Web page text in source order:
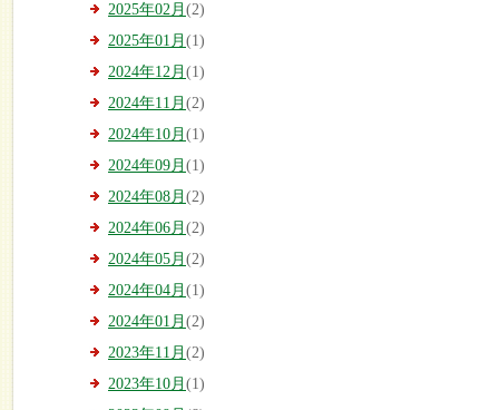
2025年02月 (2)
2025年01月 (1)
2024年12月 (1)
2024年11月 (2)
2024年10月 (1)
2024年09月 (1)
2024年08月 (2)
2024年06月 (2)
2024年05月 (2)
2024年04月 (1)
2024年01月 (2)
2023年11月 (2)
2023年10月 (1)